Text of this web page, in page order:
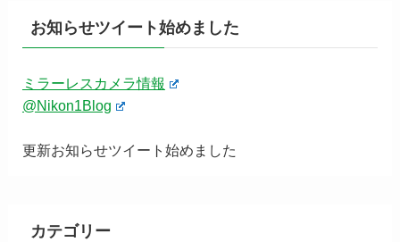
お知らせツイート始めました
ミラーレスカメラ情報
@Nikon1Blog
更新お知らせツイート始めました
カテゴリー